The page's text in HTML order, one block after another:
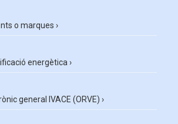
o marques ›
energètica ›
general IVACE (ORVE) ›